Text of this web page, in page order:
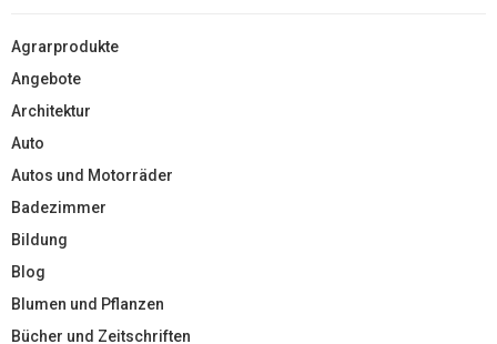
Agrarprodukte
Angebote
Architektur
Auto
Autos und Motorräder
Badezimmer
Bildung
Blog
Blumen und Pflanzen
Bücher und Zeitschriften